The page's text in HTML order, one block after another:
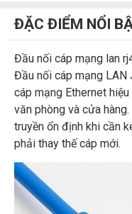
ĐẶC ĐIỂM NỔI
Đầu nối cáp mạng lan
Đầu nối cáp mạng LAN
cáp mạng Ethernet
văn phòng và cửa
truyền ổn định khi cần
phải thay thế cáp mới.